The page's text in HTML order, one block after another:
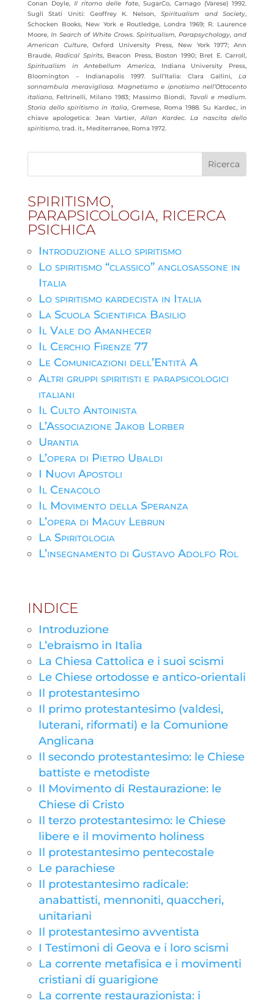
Conan Doyle,Il ritorno delle fate, SugarCo, Carnago (Varese) 1992.
Sugli Stati Uniti: Geoffrey K. Nelson, Spiritualism and Society,
Schocken Books, New York e Routledge, Londra 1969; R. Laurence
Moore, In Search of White Crows. Spiritualism, Parapsychology, and
American Culture, Oxford University Press, New York 1977; Ann
Braude,Radical Spirits, Beacon Press, Boston 1990; Bret E. Carroll,
Spiritualism in Antebellum America, Indiana University Press,
Bloomington – Indianapolis 1997. Sull’Italia: Clara Gallini,La
sonnambula meravigliosa. Magnetismo e ipnotismo nell’Ottocento
italiano, Feltrinelli, Milano 1983; Massimo Biondi, Tavoli e medium.
Storia dello spiritismo in Italia, Gremese, Roma 1988. Su Kardec, in
chiave apologetica: Jean Vartier,Allan Kardec. La nascita dello
spiritismo, trad. it., Mediterranee, Roma 1972.
SPIRITISMO,
PARAPSICOLOGIA, RICERCA
PSICHICA
Introduzione allo spiritismo
Lo spiritismo “classico” anglosassone in
Italia
Lo spiritismo kardecista in Italia
La Scuola Scientifica Basilio
Il Vale do Amanhecer
Il Cerchio Firenze 77
Le Comunicazioni dell’Entità A
Altri gruppi spiritisti e parapsicologici
italiani
Il Culto Antoinista
L’Associazione Jakob Lorber
Urantia
L’opera di Pietro Ubaldi
I Nuovi Apostoli
Il Cenacolo
Il Movimento della Speranza
L’opera di Maguy Lebrun
La Spiritologia
L’insegnamento di Gustavo Adolfo Rol
INDICE
Introduzione
L’ebraismo in Italia
La Chiesa Cattolica e i suoi scismi
Le Chiese ortodosse e antico-orientali
Il protestantesimo
Il primo protestantesimo (valdesi,
luterani, riformati) e la Comunione
Anglicana
Il secondo protestantesimo: le Chiese
battiste e metodiste
Il Movimento di Restaurazione: le
Chiese di Cristo
Il terzo protestantesimo: le Chiese
libere e il movimento holiness
Il protestantesimo pentecostale
Le parachiese
Il protestantesimo radicale:
anabattisti, mennoniti, quaccheri,
unitariani
Il protestantesimo avventista
I Testimoni di Geova e i loro scismi
La corrente metafisica e i movimenti
cristiani di guarigione
La corrente restaurazionista: i